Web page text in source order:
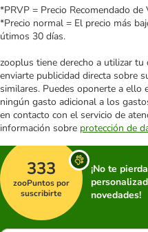
*PRVP = Precio Recomendado
*Precio normal = El precio más
útimos 30 días.
zooplus tiene derecho a utilizar tu
enviarte publicidad directa sobre
similares. Puedes oponerte a ello
ningún gasto adicional a los
en contacto con el servicio de
información sobre protección de
333
zooPuntos por
suscribirte
¡No te
novedades!